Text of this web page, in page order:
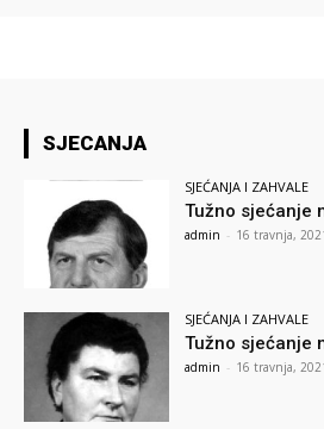
SJECANJA
SJEĆANJA I ZAHVALE
Tužno sjećanje
admin - 16 travnja,
SJEĆANJA I ZAHVALE
Tužno sjećanje
admin - 16 travnja,